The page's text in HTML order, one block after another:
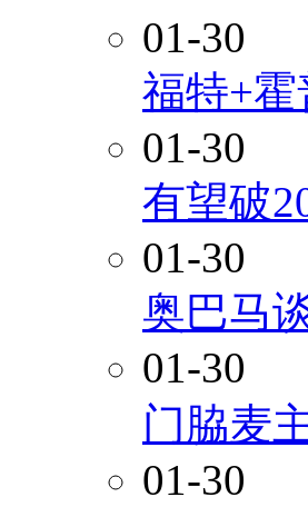
01-30
福特+
01-30
有望破
01-30
奥巴马
01-30
门脇麦
01-30